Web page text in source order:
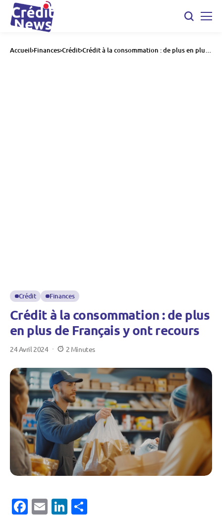
Accueil Finances Crédit Crédit à la consommation : de plus en plus
Crédit Finances
Crédit à la consommation : de plus
en plus de Français y ont recours
24 Avril 2024 2 Minutes
Facebook
EmailLinkedIn